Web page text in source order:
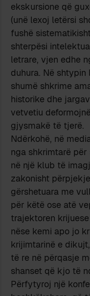
ekskursione që
(unë lexoj letërsi
fushë
shterpësi
letrare, vjen edhe
duhura. Në
shumë shkrime
historike dhe
vetvetiu
gjysmakë të tjerë.
Ndërkohë, në
nga shkrimtarë
në një klub të
zakonisht
gërshetuara me
për këtë ose atë
trajektoren
nëse kemi apo jo
krijimtarinë e
të re në përqasje
shanset që kjo të
Përfytyroj një